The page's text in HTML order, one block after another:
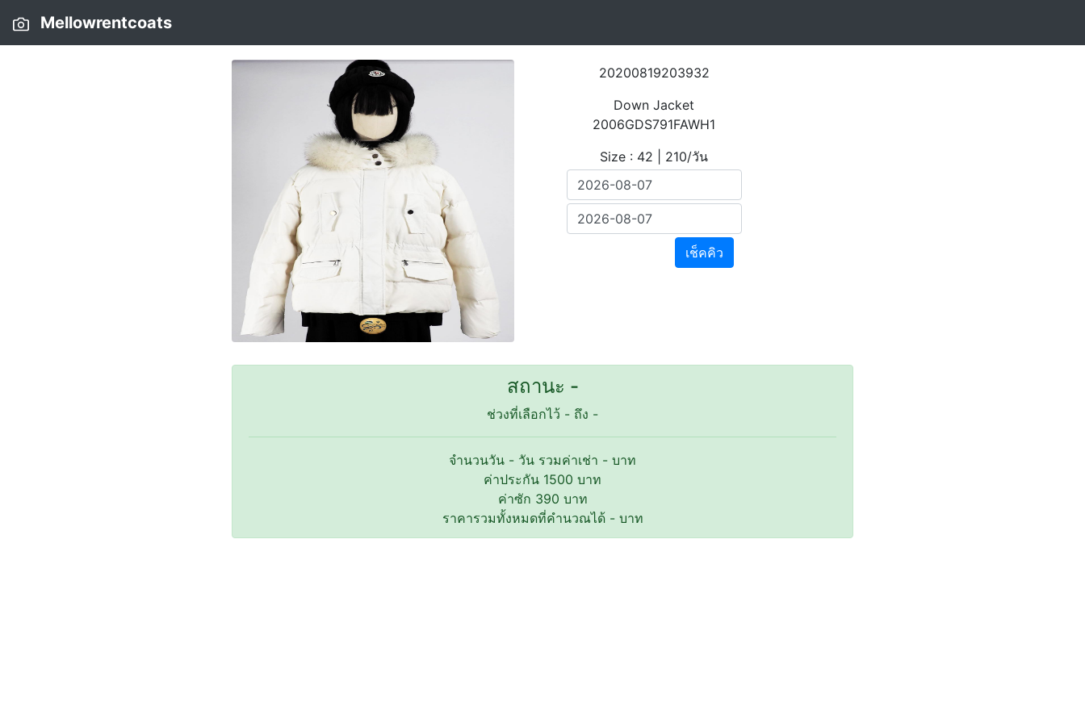
Mellowrentcoats
20200819203932
Down Jacket
2006GDS791FAWH1
Size : 42 | 210/วัน
เช็คคิว
สถานะ -
ช่วงที่เลือกไว้ - ถึง -
จำนวนวัน - วัน รวมค่าเช่า - บาท
ค่าประกัน 1500 บาท
ค่าซัก 390 บาท
ราคารวมทั้งหมดที่คำนวณได้ -บาท